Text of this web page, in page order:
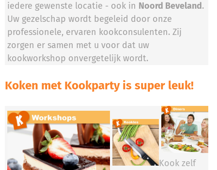
iedere gewenste locatie - ook in Noord Beveland.
Uw gezelschap wordt begeleid door onze
professionele, ervaren kookconsulenten. Zij
zorgen er samen met u voor dat uw
kookworkshop onvergetelijk wordt.
Koken met Kookparty is super leuk!
Kook zelf